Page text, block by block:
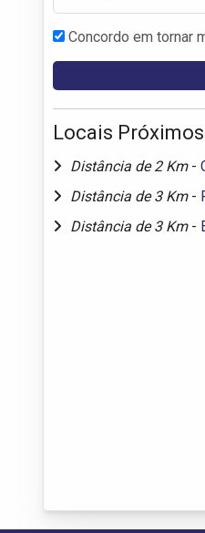
Concordo em tornar
Locais
Distância de 2 Km -
Distância de 3 Km -
Distância de 3 Km -